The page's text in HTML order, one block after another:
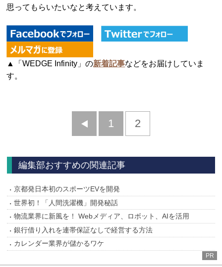
思ってもらいたいなと考えています。
▲「WEDGE Infinity」の新着記事などをお届けしていま
す。
前
1 2
編集部おすすめの関連記事
京都発日本初のスポーツEVを開発
世界初！「人間洗濯機」開発秘話
物流業界に新風を！ Webメディア、ロボット、AIを活用
銀行借り入れを連帯保証なしで経営する方法
カレンダー業界が儲かるワケ
PR